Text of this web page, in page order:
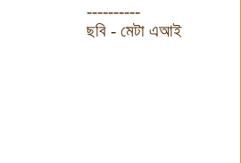
----------
ছবি - মেটা এআই